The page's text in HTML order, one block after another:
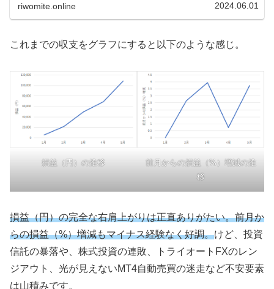
riwomite.online 2024.06.01
これまでの収支をグラフにすると以下のような感じ。
損益（円）の推移
前月からの損益（%）増減の推
移
損益（円）の完全な右肩上がりは正直ありがたい。前月か
らの損益（%）増減もマイナス経験なく好調。けど、投資
信託の暴落や、株式投資の連敗、トライオートFXのレン
ジアウト、光が見えないMT4自動売買の迷走など不安要素
は山積みです。